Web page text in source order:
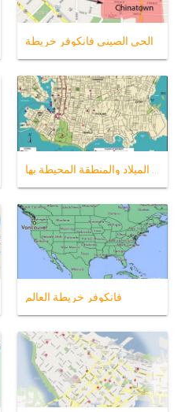
الحي الصيني فانكوفر خريطة
فانكوفر خريطة العالم